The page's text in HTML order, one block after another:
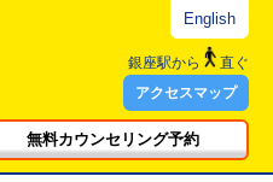
English
銀座駅から
直ぐ
アクセスマップ
無料カウンセリング予約